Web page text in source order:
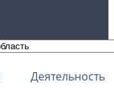
Деятельность